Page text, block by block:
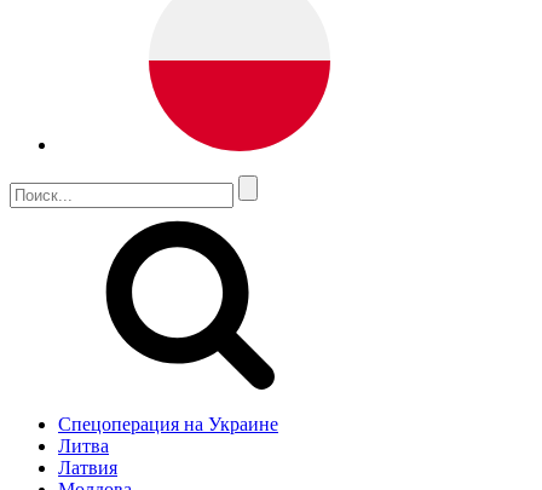
Спецоперация на Украине
Литва
Латвия